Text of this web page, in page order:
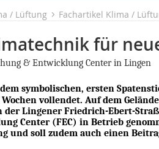
/ Lüftung Fachartikel Klima /
für
& Entwicklung Center in Lingen
symbolischen, ersten
vollendet. Auf dem
der Lingener Friedrich-Ebert-
Center (FEC) in Betrieb
und soll zudem auch einen